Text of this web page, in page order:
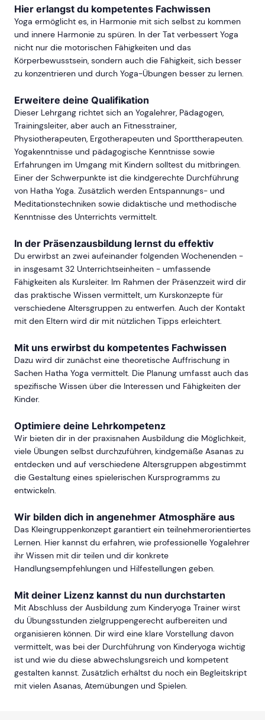
Hier erlangst du kompetentes Fachwissen
Yoga ermöglicht es, in Harmonie mit sich selbst zu kommen
und innere Harmonie zu spüren. In der Tat verbessert Yoga
nicht nur die motorischen Fähigkeiten und das
Körperbewusstsein, sondern auch die Fähigkeit, sich besser
zu konzentrieren und durch Yoga-Übungen besser zu lernen.
Erweitere deine Qualifikation
Dieser Lehrgang richtet sich an Yogalehrer, Pädagogen,
Trainingsleiter, aber auch an Fitnesstrainer,
Physiotherapeuten, Ergotherapeuten und Sporttherapeuten.
Yogakenntnisse und pädagogische Kenntnisse sowie
Erfahrungen im Umgang mit Kindern solltest du mitbringen.
Einer der Schwerpunkte ist die kindgerechte Durchführung
von Hatha Yoga. Zusätzlich werden Entspannungs- und
Meditationstechniken sowie didaktische und methodische
Kenntnisse des Unterrichts vermittelt.
In der Präsenzausbildung lernst du effektiv
Du erwirbst an zwei aufeinander folgenden Wochenenden -
in insgesamt 32 Unterrichtseinheiten - umfassende
Fähigkeiten als Kursleiter. Im Rahmen der Präsenzzeit wird dir
das praktische Wissen vermittelt, um Kurskonzepte für
verschiedene Altersgruppen zu entwerfen. Auch der Kontakt
mit den Eltern wird dir mit nützlichen Tipps erleichtert.
Mit uns erwirbst du kompetentes Fachwissen
Dazu wird dir zunächst eine theoretische Auffrischung in
Sachen Hatha Yoga vermittelt. Die Planung umfasst auch das
spezifische Wissen über die Interessen und Fähigkeiten der
Kinder.
Optimiere deine Lehrkompetenz
Wir bieten dir in der praxisnahen Ausbildung die Möglichkeit,
viele Übungen selbst durchzuführen, kindgemäße Asanas zu
entdecken und auf verschiedene Altersgruppen abgestimmt
die Gestaltung eines spielerischen Kursprogramms zu
entwickeln.
Wir bilden dich in angenehmer Atmosphäre aus
Das Kleingruppenkonzept garantiert ein teilnehmerorientiertes
Lernen. Hier kannst du erfahren, wie professionelle Yogalehrer
ihr Wissen mit dir teilen und dir konkrete
Handlungsempfehlungen und Hilfestellungen geben.
Mit deiner Lizenz kannst du nun durchstarten
Mit Abschluss der Ausbildung zum Kinderyoga Trainer wirst
du Übungsstunden zielgruppengerecht aufbereiten und
organisieren können. Dir wird eine klare Vorstellung davon
vermittelt, was bei der Durchführung von Kinderyoga wichtig
ist und wie du diese abwechslungsreich und kompetent
gestalten kannst. Zusätzlich erhältst du noch ein Begleitskript
mit vielen Asanas, Atemübungen und Spielen.